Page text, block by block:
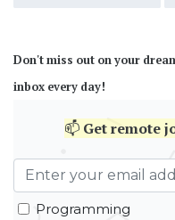
Don't miss out on your
inbox every day!
📫 Getremote
Programming